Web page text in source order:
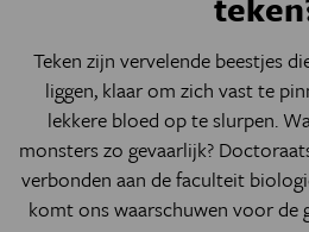
Teken zijn vervelende beestjes
liggen, klaar om zich vast te
lekkere bloed op te slurpen.
monsters zo gevaarlijk?
verbonden aan de faculteit
komt ons waarschuwen voor de